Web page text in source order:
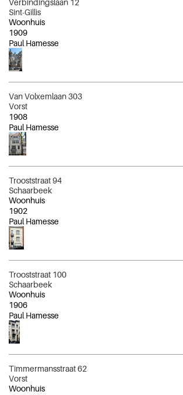
Verbindingslaan 12
Sint-Gillis
Woonhuis
1909
Paul Hamesse
Van Volxemlaan 303
Vorst
1908
Paul Hamesse
Trooststraat 94
Schaarbeek
Woonhuis
1902
Paul Hamesse
Trooststraat 100
Schaarbeek
Woonhuis
1906
Paul Hamesse
Timmermansstraat 62
Vorst
Woonhuis